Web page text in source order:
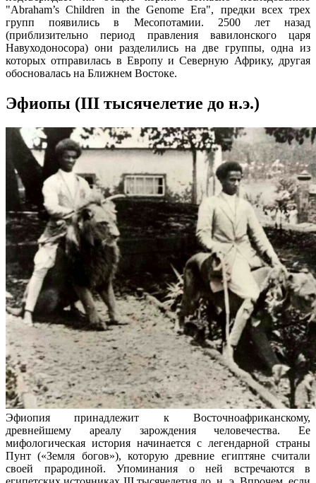
"Abraham’s Children in the Genome Era", предки всех трех
групп появились в Месопотамии. 2500 лет назад
(приблизительно период правления вавилонского царя
Навуходоносора) они разделились на две группы, одна из
которых отправилась в Европу и Северную Африку, другая
обосновалась на Ближнем Востоке.
Эфиопы (III тысячелетие до н.э.)
Эфиопия принадлежит к Восточноафриканскому,
древнейшему ареалу зарождения человечества. Ее
мифологическая история начинается с легендарной страны
Пунт («Земля богов»), которую древние египтяне считали
своей прародиной. Упоминания о ней встречаются в